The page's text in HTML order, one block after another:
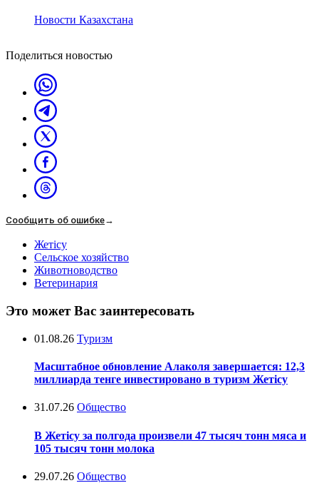
Новости Казахстана
Поделиться новостью
Сообщить об ошибке→
Жетісу
Сельское хозяйство
Животноводство
Ветеринария
Это может Вас заинтересовать
01.08.26 Туризм
Масштабное обновление Алаколя завершается: 12,3
миллиарда тенге инвестировано в туризм Жетісу
31.07.26 Общество
В Жетісу за полгода произвели 47 тысяч тонн мяса и
105 тысяч тонн молока
29.07.26 Общество